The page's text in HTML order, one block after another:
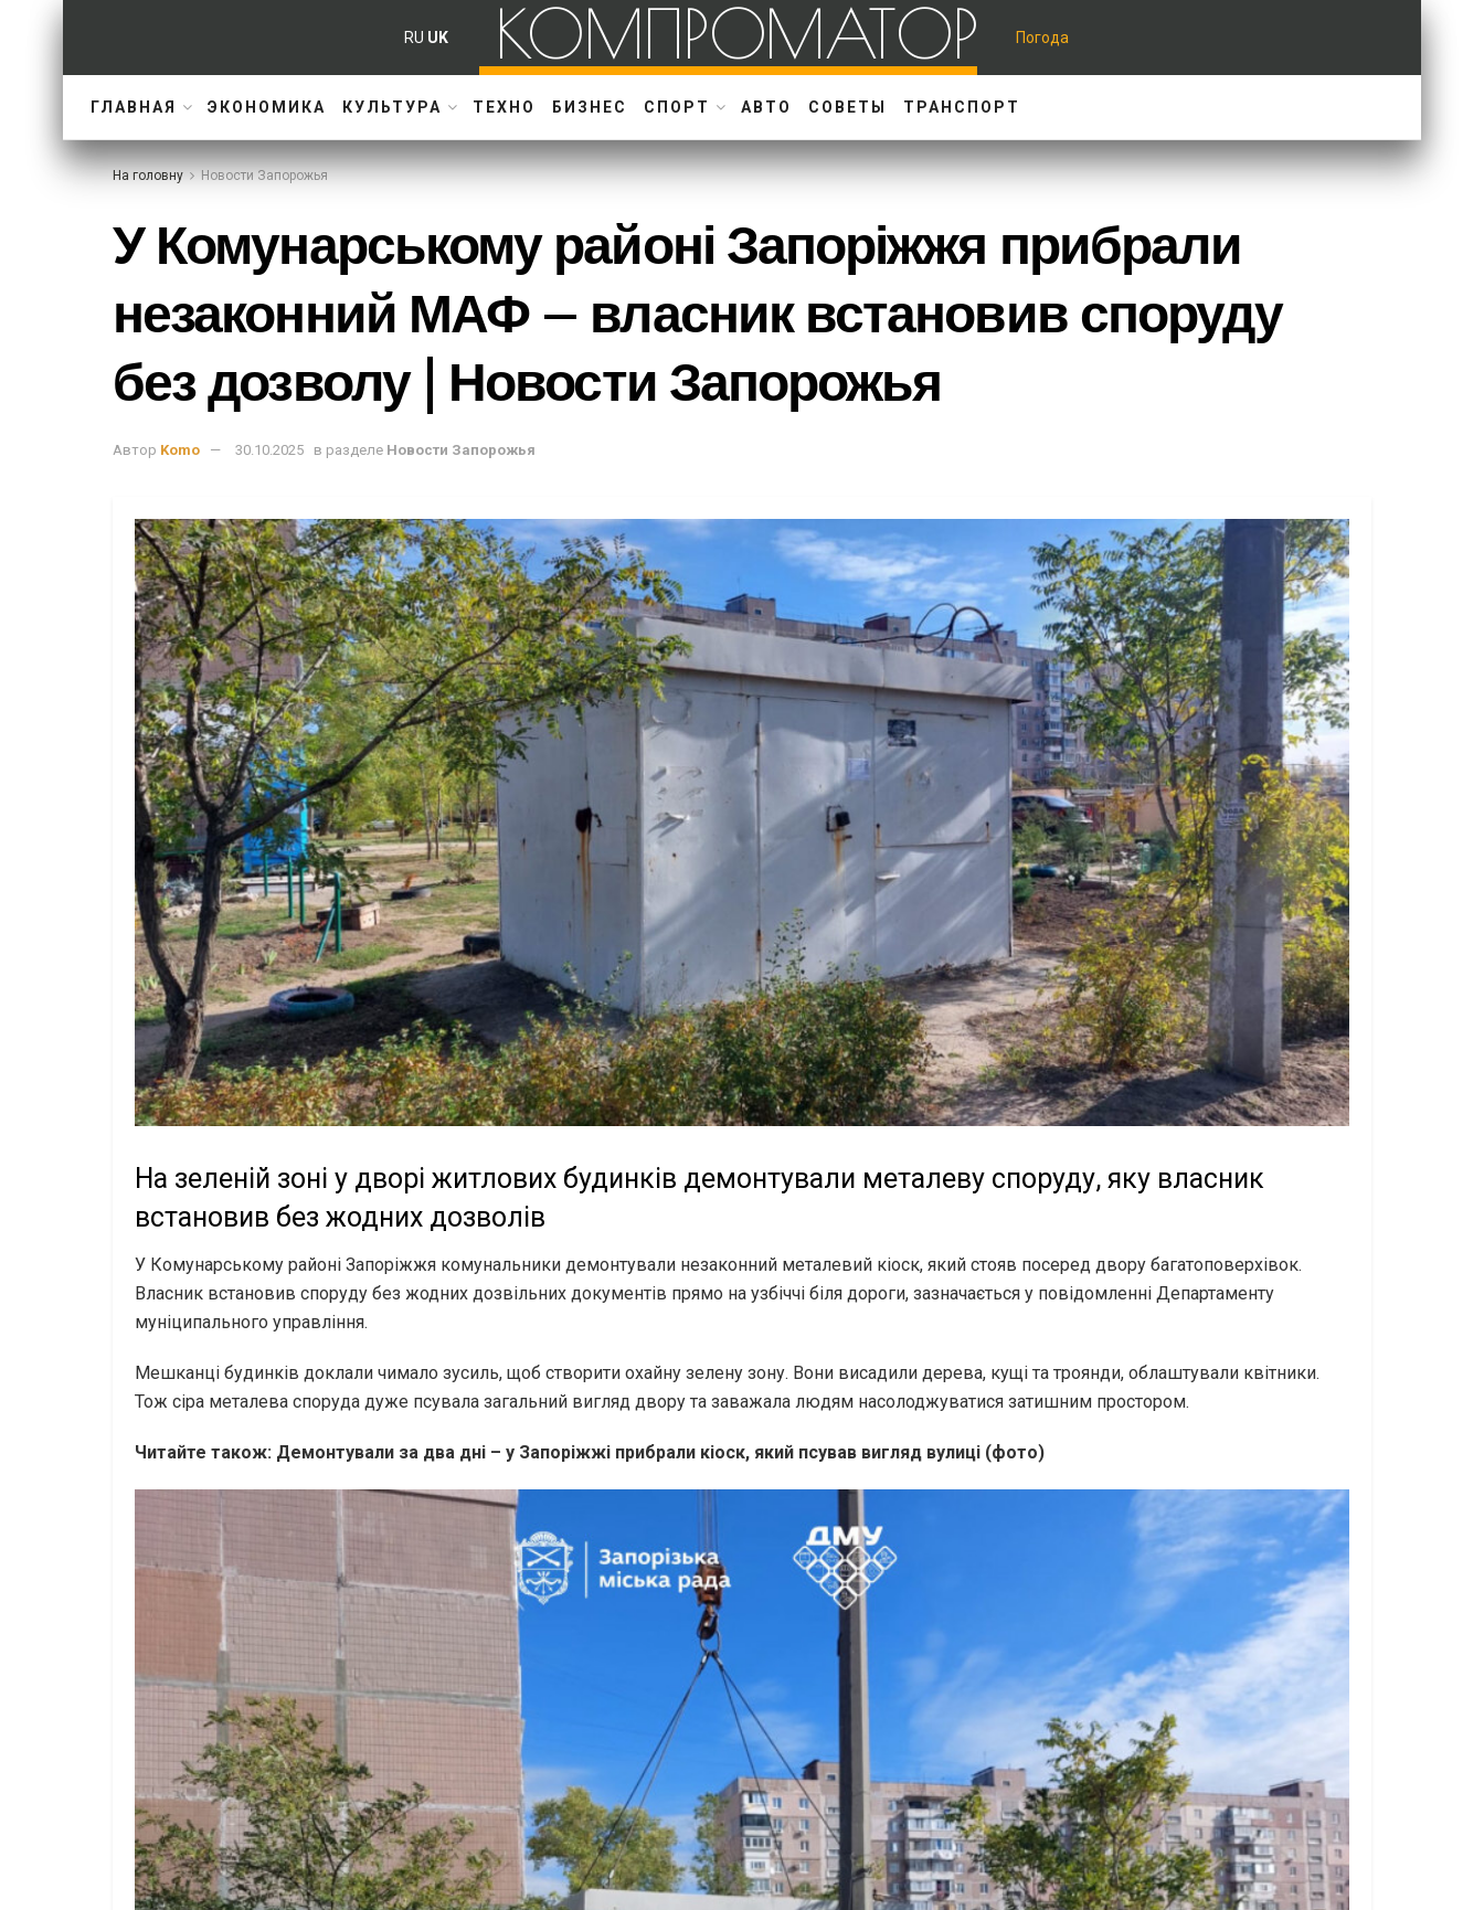
RU UK КОМПРОМАТОР Погода
ГЛАВНАЯ ЭКОНОМИКА КУЛЬТУРА ТЕХНО БИЗНЕС СПОРТ АВТО СОВЕТЫ ТРАНСПОРТ
На головну Новости Запорожья
У Комунарському районі Запоріжжя прибрали
незаконний МАФ – власник встановив споруду
без дозволу | Новости Запорожья
Автор Komo 30.10.2025 в разделе Новости Запорожья
На зеленій зоні у дворі житлових будинків демонтували металеву споруду, яку власник
встановив без жодних дозволів
У Комунарському районі Запоріжжя комунальники демонтували незаконний металевий кіоск, який стояв посеред двору багатоповерхівок.
Власник встановив споруду без жодних дозвільних документів прямо на узбіччі біля дороги, зазначається у повідомленні Департаменту
муніципального управління.
Мешканці будинків доклали чимало зусиль, щоб створити охайну зелену зону. Вони висадили дерева, кущі та троянди, облаштували квітники.
Тож сіра металева споруда дуже псувала загальний вигляд двору та заважала людям насолоджуватися затишним простором.
Читайте також: Демонтували за два дні – у Запоріжжі прибрали кіоск, який псував вигляд вулиці (фото)